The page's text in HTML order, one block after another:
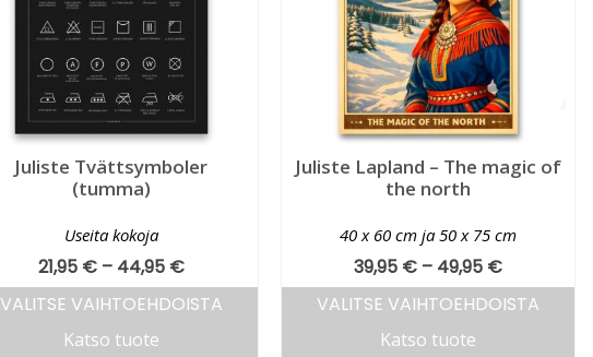
Juliste Tvättsymboler
(tumma)
Useita kokoja
21,95 € – 44,95 €
VALITSE VAIHTOEHDOISTA
Katso tuote
Juliste Lapland – The magic of
the north
40 x 60 cm ja 50 x 75 cm
39,95 € – 49,95 €
VALITSE VAIHTOEHDOISTA
Katso tuote